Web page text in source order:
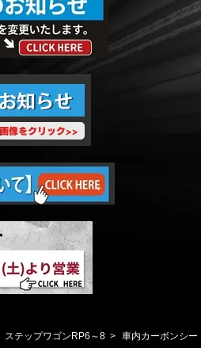
ステップワゴンRP6～8 > 車内カーボンシー